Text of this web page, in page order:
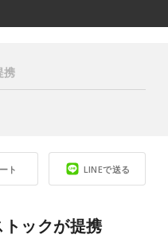
ト LINEで送る
トックが提携
携